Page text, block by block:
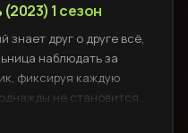
1 сезон
знает друг о друге всё,
наблюдать за
фиксируя каждую
не становится